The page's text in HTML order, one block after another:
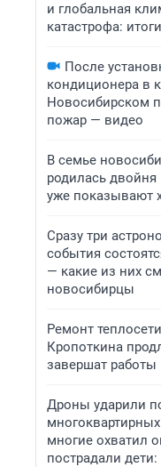
и глобальная
катастрофа:
После
кондиционера в
Новосибирском
пожар — видео
В семье
родилась
уже показывают
Сразу три
события
— какие из них
новосибирцы
Ремонт
Кропоткина
завершат работы
Дроны ударили
многие охватил
пострадали